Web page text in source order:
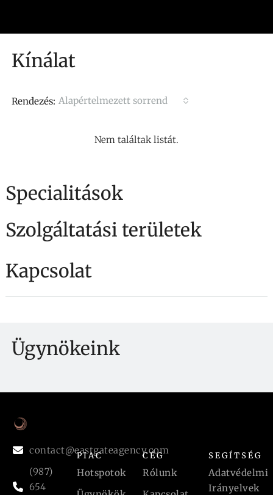
Specialitások
Szolgáltatási területek
Kapcsolat
Kínálat
Rendezés: Alapértelmezett sorrend
Nem találtak listát.
Ügynökeink
contact@eastgateagency.com
(987)
654
PIAC
Hotspotok
CÉG
Rólunk
SEGÍTSÉG
Adatvédelmi
Irányelvek